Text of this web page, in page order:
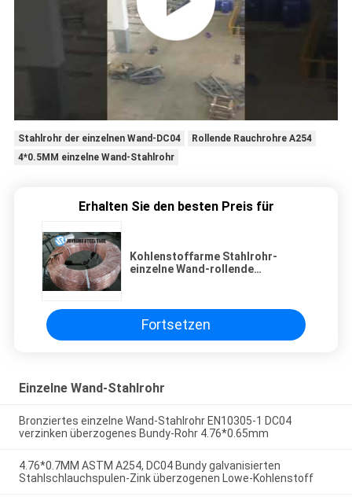
Stahlrohr der einzelnen Wand-DC04
Rollende Rauchrohre A254
4*0.5MM einzelne Wand-Stahlrohr
Erhalten Sie den besten Preis für
Kohlenstoffarme Stahlrohr-
einzelne Wand-rollende
Fortsetzen
Einzelne Wand-Stahlrohr
Bronziertes einzelne Wand-Stahlrohr EN10305-1 DC04
verzinken überzogenes Bundy-Rohr 4.76*0.65mm
4.76*0.7MM ASTM A254, DC04 Bundy galvanisierten
Stahlschlauchspulen-Zink überzogenen Lowe-Kohlenstoff